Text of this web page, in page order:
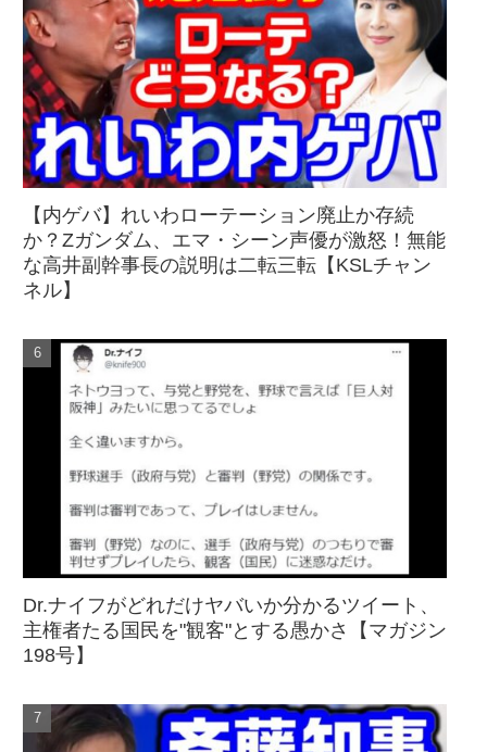
【内ゲバ】れいわローテーション廃止か存続
か？Zガンダム、エマ・シーン声優が激怒！無能
な高井副幹事長の説明は二転三転【KSLチャン
ネル】
Dr.ナイフがどれだけヤバいか分かるツイート、
主権者たる国民を"観客"とする愚かさ【マガジン
198号】